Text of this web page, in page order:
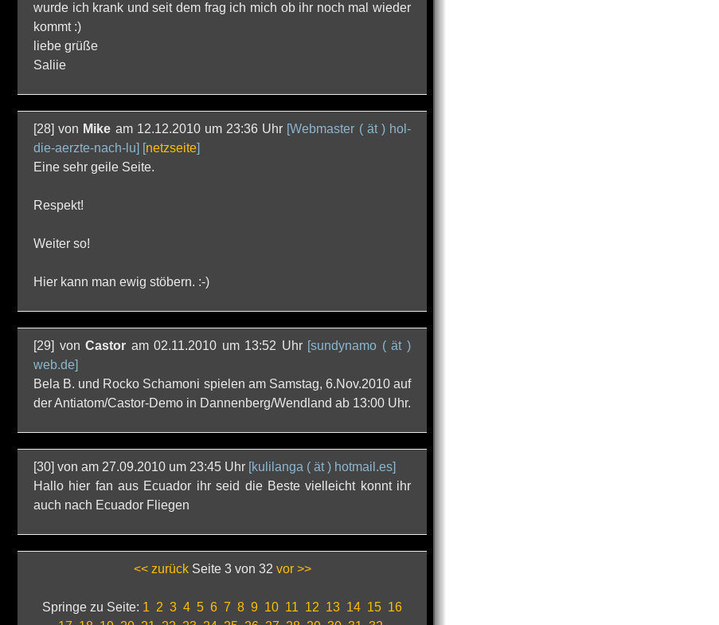
wurde ich krank und seit dem frag ich mich ob ihr noch mal wieder
kommt :)
liebe grüße
Saliie
[28] von Mike am 12.12.2010 um 23:36 Uhr [Webmaster ( ät ) hol-
die-aerzte-nach-lu] [netzseite]
Eine sehr geile Seite.
Respekt!
Weiter so!
Hier kann man ewig stöbern. :-)
[29] vonCastor am 02.11.2010 um 13:52 Uhr [sundynamo ( ät )
web.de]
Bela B. und Rocko Schamoni spielen am Samstag, 6.Nov.2010 auf
der Antiatom/Castor-Demo in Dannenberg/Wendland ab 13:00 Uhr.
[30] von am 27.09.2010 um 23:45 Uhr [kulilanga ( ät ) hotmail.es]
Hallo hier fan aus Ecuador ihr seid die Beste vielleicht konnt ihr
auch nach Ecuador Fliegen
<< zurückSeite 3 von 32 vor >>
Springe zu Seite: 1 2 3 4 5 6 7 8 9 10 11 12 13 14 15 16